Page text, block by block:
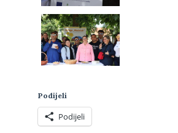
Podijeli
Podijeli